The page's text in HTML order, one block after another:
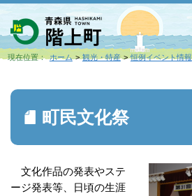
現在位置： ホーム 観光・特産 恒例イベント情報
町民文化祭
文化作品の発表やステ
ージ発表等、日頃の生涯